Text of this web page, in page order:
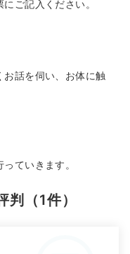
にご記入ください。
お話を伺い、お体に触
っていきます。
（1件）